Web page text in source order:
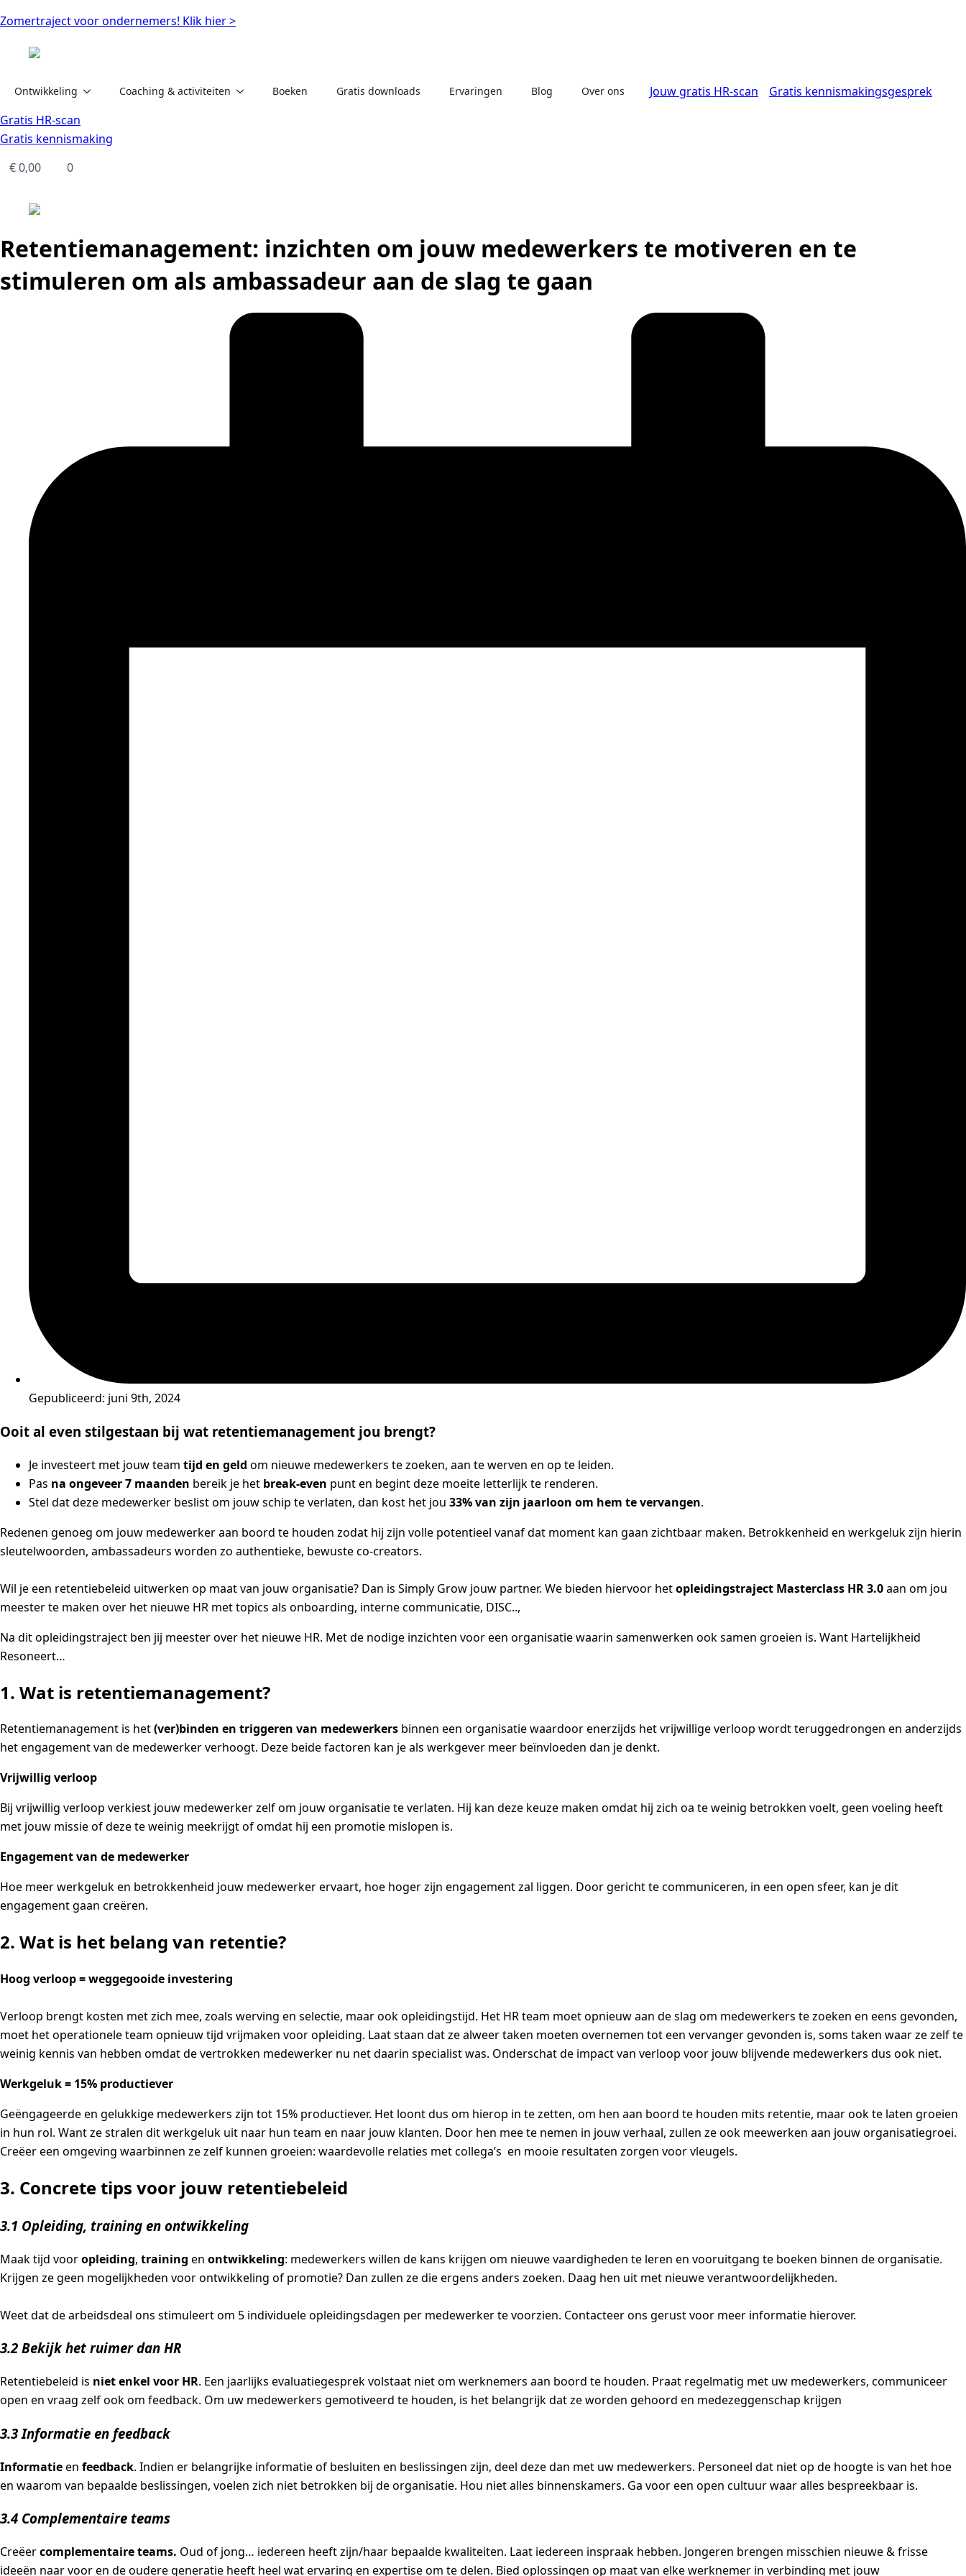
Zomertraject voor ondernemers! Klik hier >
Ontwikkeling Coaching & activiteiten Boeken Gratis downloads Ervaringen Blog Over ons Jouw gratis HR-scan
Gratis kennismakingsgesprek
Gratis HR-scan
Gratis kennismaking
€0,00 0
Retentiemanagement: inzichten om jouw medewerkers te motiveren en te
stimuleren om als ambassadeur aan de slag te gaan
Gepubliceerd: juni 9th, 2024
Ooit al even stilgestaan bij wat retentiemanagement jou brengt?
Je investeert met jouw team tijd en geld om nieuwe medewerkers te zoeken, aan te werven en op te leiden.
Pas na ongeveer 7 maanden bereik je het break-even punt en begint deze moeite letterlijk te renderen.
Stel dat deze medewerker beslist om jouw schip te verlaten, dan kost het jou 33% van zijn jaarloon om hem te vervangen.
Redenen genoeg om jouw medewerker aan boord te houden zodat hij zijn volle potentieel vanaf dat moment kan gaan zichtbaar maken. Betrokkenheid en werkgeluk zijn hierin
sleutelwoorden, ambassadeurs worden zo authentieke, bewuste co-creators.
Wil je een retentiebeleid uitwerken op maat van jouw organisatie? Dan is Simply Grow jouw partner. We bieden hiervoor hetopleidingstraject Masterclass HR 3.0aan om jou
meester te maken over het nieuwe HR met topics als onboarding, interne communicatie, DISC..,
Na dit opleidingstraject ben jij meester over het nieuwe HR. Met de nodige inzichten voor een organisatie waarin samenwerken ook samen groeien is. Want Hartelijkheid
Resoneert…
1. Wat is retentiemanagement?
Retentiemanagement is het(ver)binden en triggeren van medewerkers binnen een organisatie waardoor enerzijds het vrijwillige verloop wordt teruggedrongen en anderzijds
het engagement van de medewerker verhoogt. Deze beide factoren kan je als werkgever meer beïnvloeden dan je denkt.
Vrijwillig verloop
Bij vrijwillig verloop verkiest jouw medewerker zelf om jouw organisatie te verlaten. Hij kan deze keuze maken omdat hij zich oa te weinig betrokken voelt, geen voeling heeft
met jouw missie of deze te weinig meekrijgt of omdat hij een promotie mislopen is.
Engagement van de medewerker
Hoe meer werkgeluk en betrokkenheid jouw medewerker ervaart, hoe hoger zijn engagement zal liggen. Door gericht te communiceren, in een open sfeer, kan je dit
engagement gaan creëren.
2. Wat is het belang van retentie?
Hoog verloop = weggegooide investering
Verloop brengt kosten met zich mee, zoals werving en selectie, maar ook opleidingstijd. Het HR team moet opnieuw aan de slag om medewerkers te zoeken en eens gevonden,
moet het operationele team opnieuw tijd vrijmaken voor opleiding. Laat staan dat ze alweer taken moeten overnemen tot een vervanger gevonden is, soms taken waar ze zelf te
weinig kennis van hebben omdat de vertrokken medewerker nu net daarin specialist was. Onderschat de impact van verloop voor jouw blijvende medewerkers dus ook niet.
Werkgeluk = 15% productiever
Geëngageerde en gelukkige medewerkers zijn tot 15% productiever. Het loont dus om hierop in te zetten, om hen aan boord te houden mits retentie, maar ook te laten groeien
in hun rol. Want ze stralen dit werkgeluk uit naar hun team en naar jouw klanten. Door hen mee te nemen in jouw verhaal, zullen ze ook meewerken aan jouw organisatiegroei.
Creëer een omgeving waarbinnen ze zelf kunnen groeien: waardevolle relaties met collega’s en mooie resultaten zorgen voor vleugels.
3. Concrete tips voor jouw retentiebeleid
3.1 Opleiding, training en ontwikkeling
Maak tijd vooropleiding, training en ontwikkeling: medewerkers willen de kans krijgen om nieuwe vaardigheden te leren en vooruitgang te boeken binnen de organisatie.
Krijgen ze geen mogelijkheden voor ontwikkeling of promotie? Dan zullen ze die ergens anders zoeken. Daag hen uit met nieuwe verantwoordelijkheden.
Weet dat de arbeidsdeal ons stimuleert om 5 individuele opleidingsdagen per medewerker te voorzien. Contacteer ons gerust voor meer informatie hierover.
3.2 Bekijk het ruimer dan HR
Retentiebeleid is niet enkel voor HR. Een jaarlijks evaluatiegesprek volstaat niet om werknemers aan boord te houden. Praat regelmatig met uw medewerkers, communiceer
open en vraag zelf ook om feedback. Om uw medewerkers gemotiveerd te houden, is het belangrijk dat ze worden gehoord en medezeggenschap krijgen
3.3 Informatie en feedback
Informatieen feedback. Indien er belangrijke informatie of besluiten en beslissingen zijn, deel deze dan met uw medewerkers. Personeel dat niet op de hoogte is van het hoe
en waarom van bepaalde beslissingen, voelen zich niet betrokken bij de organisatie. Hou niet alles binnenskamers. Ga voor een open cultuur waar alles bespreekbaar is.
3.4 Complementaire teams
Creëercomplementaire teams. Oud of jong… iedereen heeft zijn/haar bepaalde kwaliteiten. Laat iedereen inspraak hebben. Jongeren brengen misschien nieuwe & frisse
ideeën naar voor en de oudere generatie heeft heel wat ervaring en expertise om te delen. Bied oplossingen op maat van elke werknemer in verbinding met jouw